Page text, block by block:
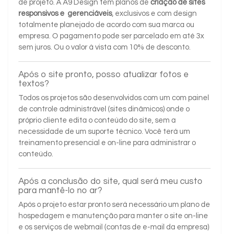
de projeto. A A9 Design tem planos de criação de sites
responsivos e gerenciáveis, exclusivos e com design
totalmente planejado de acordo com sua marca ou
empresa. O pagamento pode ser parcelado em até 3x
sem juros. Ou o valor à vista com 10% de desconto.
Após o site pronto, posso atualizar fotos e
textos?
Todos os projetos são desenvolvidos com um com painel
de controle administrável (sites dinâmicos) onde o
próprio cliente edita o conteúdo do site, sem a
necessidade de um suporte técnico. Você terá um
treinamento presencial e on-line para administrar o
conteúdo.
Após a conclusão do site, qual será meu custo
para mantê-lo no ar?
Após o projeto estar pronto será necessário um plano de
hospedagem e manutenção para manter o site on-line
e os serviços de webmail (contas de e-mail da empresa)